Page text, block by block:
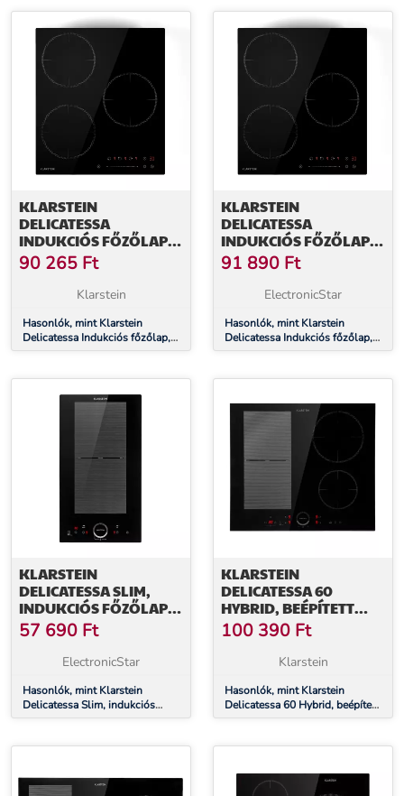
KLARSTEIN
DELICATESSA
INDUKCIÓS FŐZŐLAP,
45 CM, 6600 W, 3
FŐZŐLAP
90 265 Ft
Klarstein
Hasonlók, mint Klarstein
Delicatessa Indukciós főzőlap,
45 cm, 6600 W, 3 főzőlap
KLARSTEIN
DELICATESSA
INDUKCIÓS FŐZŐLAP,
45 CM, 6600 W, 3
FŐZŐLAP
91 890 Ft
ElectronicStar
Hasonlók, mint Klarstein
Delicatessa Indukciós főzőlap,
45 cm, 6600 W, 3 főzőlap
KLARSTEIN
DELICATESSA SLIM,
INDUKCIÓS FŐZŐLAP,
3500 W, IDŐZÍTŐ,
FEKETE
57 690 Ft
ElectronicStar
Hasonlók, mint Klarstein
Delicatessa Slim, indukciós
főzőlap, 3500 W, időzítő, fekete
KLARSTEIN
DELICATESSA 60
HYBRID, BEÉPÍTETT
INDUKCIÓS FŐZŐLAP,
7000 W, 4 ZÓNA,
100 390 Ft
Klarstein
Hasonlók, mint Klarstein
Delicatessa 60 Hybrid, beépített
indukciós főzőlap, 7000 W, 4